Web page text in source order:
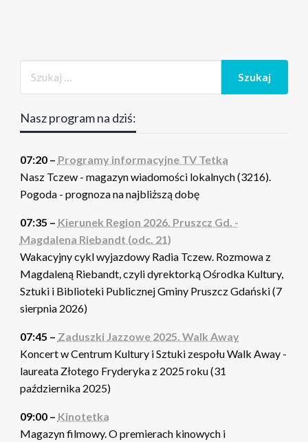
Nasz program na dziś:
07:20 – Programy informacyjne TV Tetka
Nasz Tczew - magazyn wiadomości lokalnych (3216).
Pogoda - prognoza na najbliższą dobę
07:35 – Kierunek Region 2026. Pruszcz Gd. -
Magdalena Riebandt (odc. 21)
Wakacyjny cykl wyjazdowy Radia Tczew. Rozmowa z
Magdaleną Riebandt, czyli dyrektorką Ośrodka Kultury,
Sztuki i Biblioteki Publicznej Gminy Pruszcz Gdański (7
sierpnia 2026)
07:45 – Zaduszki Jazzowe 2025. Walk Away
Koncert w Centrum Kultury i Sztuki zespołu Walk Away -
laureata Złotego Fryderyka z 2025 roku (31
października 2025)
09:00 – Kinotetka
Magazyn filmowy. O premierach kinowych i